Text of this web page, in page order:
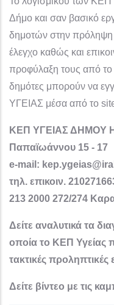
Δήμο και σαν βασικό
δημοτών στην πρόληψη
έλεγχο καθώς και
προφύλαξη τους από
δημότες μπορούν να
ΥΓΕΙΑΣ μέσα από το
ΚΕΠ ΥΓΕΙΑΣ ΔΗΜΟΥ
Παπαϊωάννου 15 - 17
e-mail:
τηλ. επικοιν.
213 2000 272/274
Δείτε αναλυτικά τα
οποία το ΚΕΠ Υγείας
τακτικές προληπτικές
Δείτε βίντεο με τις